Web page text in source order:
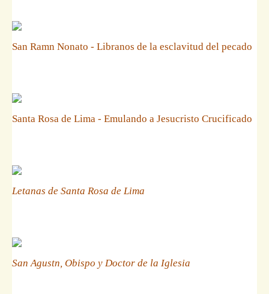
San Ramn Nonato - Libranos de la esclavitud del pecado
Santa Rosa de Lima - Emulando a Jesucristo Crucificado
Letanas de Santa Rosa de Lima
San Agustn, Obispo y Doctor de la Iglesia